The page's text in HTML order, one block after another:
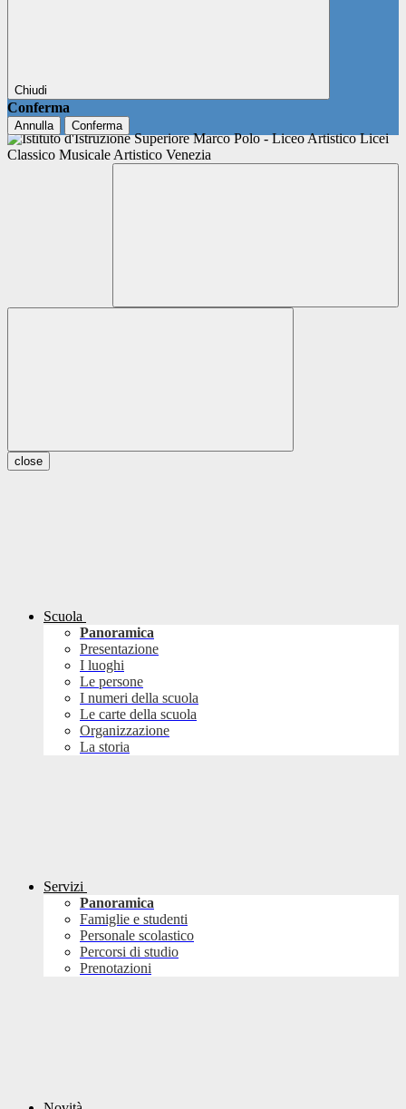
Chiudi
Conferma
Annulla Conferma
close
Scuola
Panoramica
Presentazione
I luoghi
Le persone
I numeri della scuola
Le carte della scuola
Organizzazione
La storia
Servizi
Panoramica
Famiglie e studenti
Personale scolastico
Percorsi di studio
Prenotazioni